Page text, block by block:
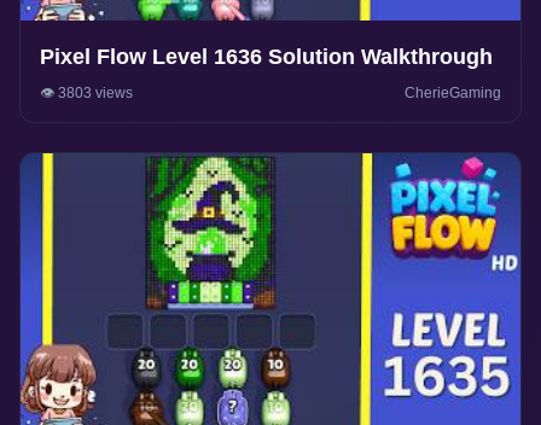
Pixel Flow Level 1636 Solution Walkthrough
👁️ 3803 views CherieGaming